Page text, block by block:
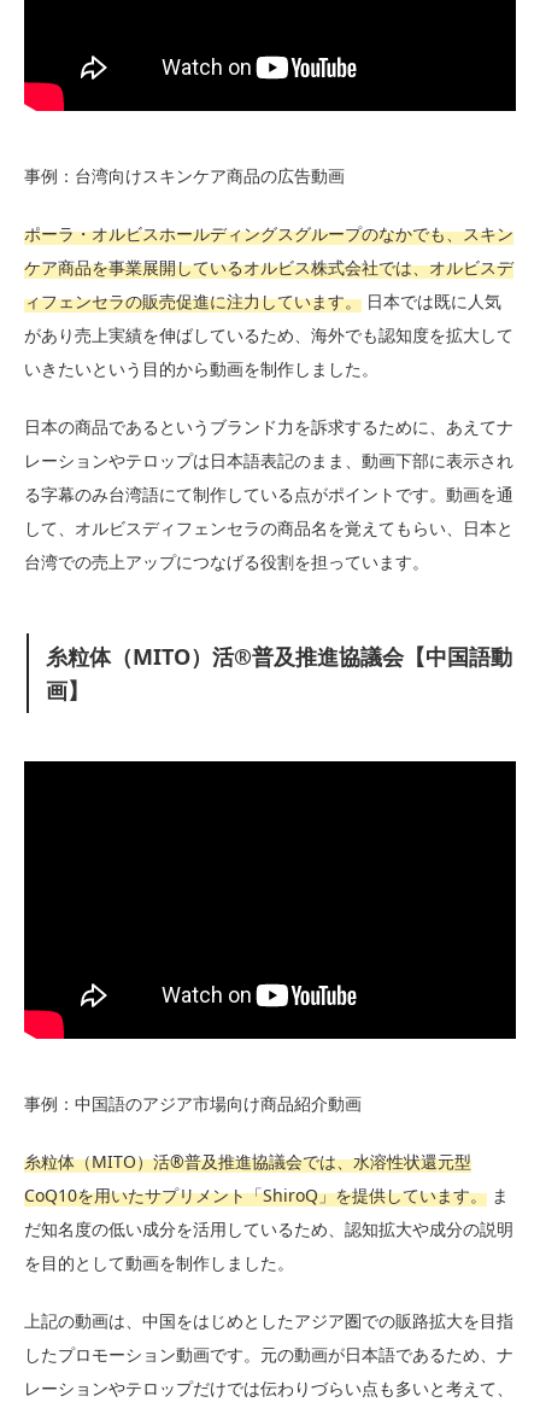
事例：台湾向けスキンケア商品の広告動画
ポーラ・オルビスホールディングスグループのなかでも、スキン
ケア商品を事業展開しているオルビス株式会社では、オルビスデ
ィフェンセラの販売促進に注力しています。 日本では既に人気
があり売上実績を伸ばしているため、海外でも認知度を拡大して
いきたいという目的から動画を制作しました。
日本の商品であるというブランド力を訴求するために、あえてナ
レーションやテロップは日本語表記のまま、動画下部に表示され
る字幕のみ台湾語にて制作している点がポイントです。動画を通
して、オルビスディフェンセラの商品名を覚えてもらい、日本と
台湾での売上アップにつなげる役割を担っています。
⽷粒体（MITO）活®普及推進協議会【中国語動
画】
事例：中国語のアジア市場向け商品紹介動画
糸粒体（MITO）活®普及推進協議会では、水溶性状還元型
CoQ10を用いたサプリメント「ShiroQ」を提供しています。 ま
だ知名度の低い成分を活用しているため、認知拡大や成分の説明
を目的として動画を制作しました。
上記の動画は、中国をはじめとしたアジア圏での販路拡大を目指
したプロモーション動画です。元の動画が日本語であるため、ナ
レーションやテロップだけでは伝わりづらい点も多いと考えて、